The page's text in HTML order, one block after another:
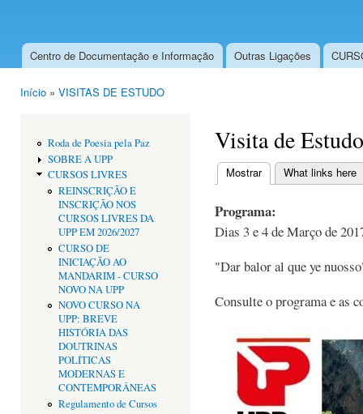
Menu principal
Centro de Documentação e Informação Outras Ligações
Início » VISITAS DE ESTUDO
Roda de Poesia pela Paz
SOBRE A UPP
CURSOS LIVRES
REINSCRIÇÃO E
INSCRIÇÃO NOS
CURSOS LIVRES DA
UPP EM 2026/2027
CURSO DE
INICIAÇÃO AO
MANDARIM - CURSO
NOVO NA UPP
NOVO CURSO NA
UPP: BREVE
HISTÓRIA DAS
DOUTRINAS
POLÍTICAS
MODERNAS E
CONTEMPORÂNEAS
Regulamento de Cursos
Visita de
Separadores
Mostrar(separador ativo)
What links here
Programa:
Dias 3 e 4 de Março de
"Dar balor al que ye
Consulte o programa e as